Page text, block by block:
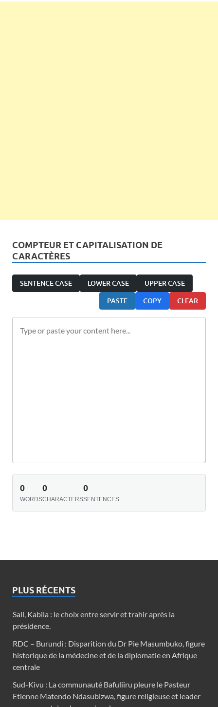
COMPTEUR ET CAPITALISATION DE
CARACTÈRES
SENTENCE CASE LOWER CASE UPPER CASE
PASTE COPY CLEAR
0
WORDS
0
CHARACTERS
0
SENTENCES
PLUS RÉCENTS
Sall, Kabila : le choix entre servir et trahir après la
présidence.
RDC – Burundi : Disparition du Dr Pie Masumbuko, figure
historique de la médecine et de la diplomatie en Afrique
centrale
Sud-Kivu : La communauté Bafuliiru pleure le Pasteur
Etienne Matendo Ndasubizwa, figure religieuse et leader